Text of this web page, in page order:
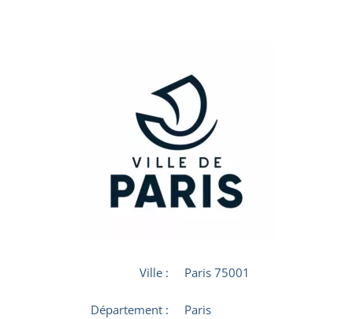
Ville : Paris 75001
Département : Paris